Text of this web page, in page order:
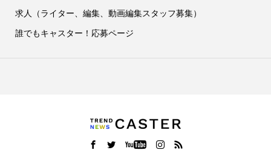
求人（ライター、編集、動画編集スタッフ募集）
誰でもキャスター！応募ページ